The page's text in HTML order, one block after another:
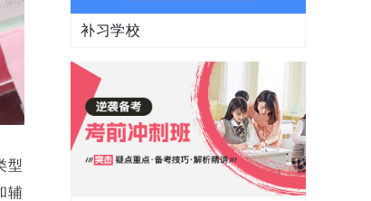
型
辅
补习学校